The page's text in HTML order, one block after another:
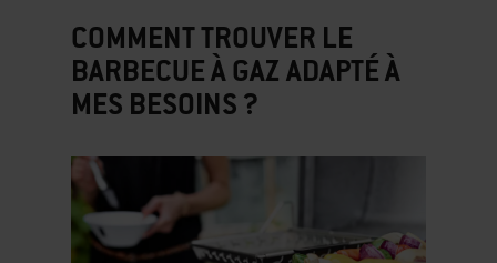
COMMENT TROUVER LE
BARBECUE À GAZ ADAPTÉ À
MES BESOINS ?